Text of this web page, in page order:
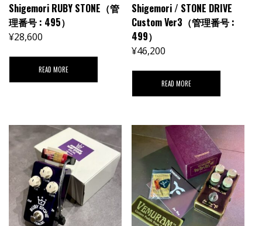
Shigemori RUBY STONE（管
理番号 : 495）
¥28,600
READ MORE
Shigemori / STONE DRIVE
Custom Ver3（管理番号 :
499）
¥46,200
READ MORE